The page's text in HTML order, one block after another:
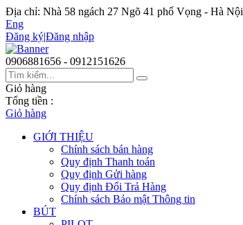
Địa chỉ: Nhà 58 ngách 27 Ngõ 41 phố Vọng - Hà Nội
Eng
Đăng ký|Đăng nhập
0906881656 - 0912151626
Giỏ hàng
Tổng tiền :
Giỏ hàng
GIỚI THIỆU
Chính sách bán hàng
Quy định Thanh toán
Quy định Gửi hàng
Quy định Đổi Trả Hàng
Chính sách Bảo mật Thông tin
BÚT